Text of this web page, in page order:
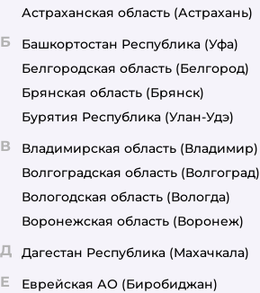
Астраханская область (Астрахань)
Б Башкортостан Республика (Уфа)
Белгородская область (Белгород)
Брянская область (Брянск)
Бурятия Республика (Улан-Удэ)
В Владимирская область (Владимир)
Волгоградская область (Волгоград)
Вологодская область (Вологда)
Воронежская область (Воронеж)
Д Дагестан Республика (Махачкала)
Е Еврейская АО (Биробиджан)